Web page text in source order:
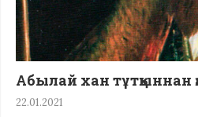
Абылай хан тұтқыннан
22.01.2021